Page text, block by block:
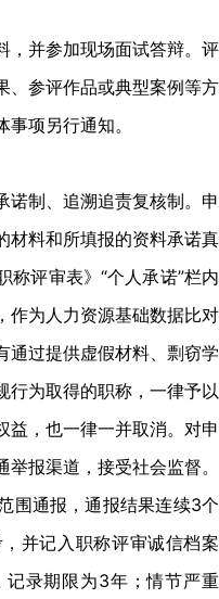
并参加现场面试答辩。评
、参评作品或典型案例等方
项另行通知。
制、追溯追责复核制。申
材料和所填报的资料承诺真
称评审表》“个人承诺”栏内
作为人力资源基础数据比对
通过提供虚假材料、剽窃学
行为取得的职称，一律予以
益，也一律一并取消。对申
报渠道，接受社会监督。
围通报，通报结果连续3个
并记入职称评审诚信档案
记录期限为3年；情节严重